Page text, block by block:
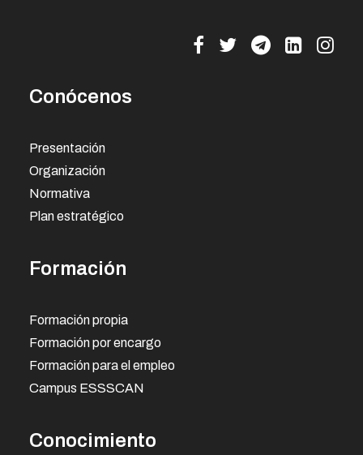
Conócenos
Presentación
Organización
Normativa
Plan estratégico
Formación
Formación propia
Formación por encargo
Formación para el empleo
Campus ESSSCAN
Conocimiento